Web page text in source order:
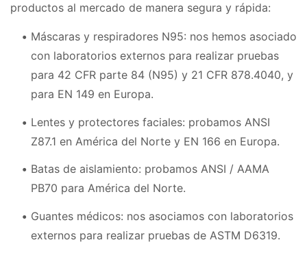
productos al mercado de manera segura y rápida:
Máscaras y respiradores N95: nos hemos asociado
con laboratorios externos para realizar pruebas
para 42 CFR parte 84 (N95) y 21 CFR 878.4040, y
para EN 149 en Europa.
Lentes y protectores faciales: probamos ANSI
Z87.1 en América del Norte y EN 166 en Europa.
Batas de aislamiento: probamos ANSI / AAMA
PB70 para América del Norte.
Guantes médicos: nos asociamos con laboratorios
externos para realizar pruebas de ASTM D6319.